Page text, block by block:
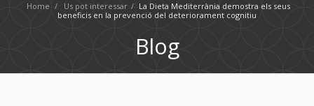
Home / Us pot interessar / La Dieta Mediterrània demostra els seus
beneficis en la prevenció del deteriorament cognitiu
Blog